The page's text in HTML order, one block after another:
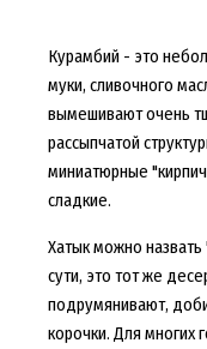
Курамбий - это
муки, сливочного
вымешивают очень
рассыпчатой
миниатюрные
сладкие.
Хатык можно
сути, это тот же
подрумянивают,
корочки. Для многих